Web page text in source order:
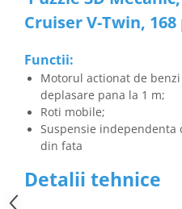
Cruiser V-Twin, 168
Functii:
Motorul actionat de
deplasare pana la 1 m;
Roti mobile;
Suspensie independenta
din fata
Detalii tehnice